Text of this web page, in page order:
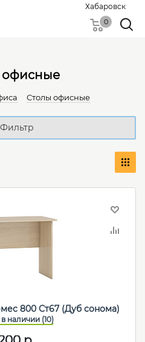
Хабаровск
0
офисные
Столы офисные
Фильтр
800 Ст67 (Дуб сонома)